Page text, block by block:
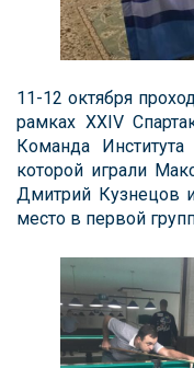
11-12 октября
рамках XXIV
Команда
которой играли
Дмитрий Кузнецов
место в первой